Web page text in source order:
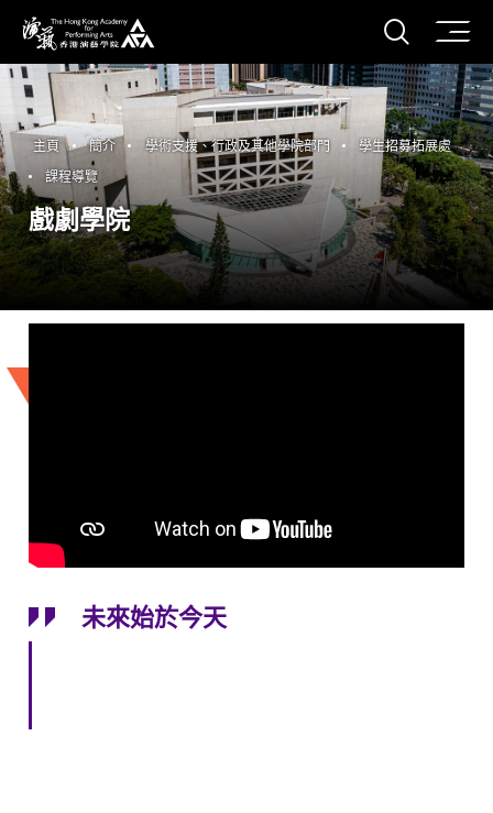
香港演藝學院
打開
主頁 簡介 學術支援、行政及其他學院部門
學生招募拓展處
課程導覽
戲劇學院
未來始於今天